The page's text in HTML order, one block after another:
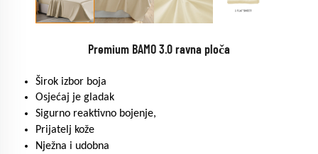
Premium BAMO 3.0 ravna ploča
Širok izbor boja
Osjećaj je gladak
Sigurno reaktivno bojenje,
Prijatelj kože
Nježna i udobna